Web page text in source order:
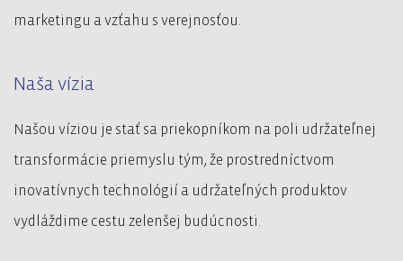
marketingu a vzťahu s verejnosťou.
Naša vízia
Našou víziou je stať sa priekopníkom na poli udržateľnej
transformácie priemyslu tým, že prostredníctvom
inovatívnych technológií a udržateľných produktov
vydláždime cestu zelenšej budúcnosti.